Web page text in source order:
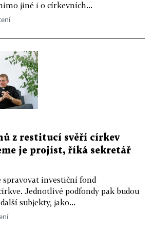
jiné i o církevních...
z restitucí svěří církev
je projíst, říká sekretář
spravovat investiční fond
Jednotlivé podfondy pak budou
subjekty, jako...